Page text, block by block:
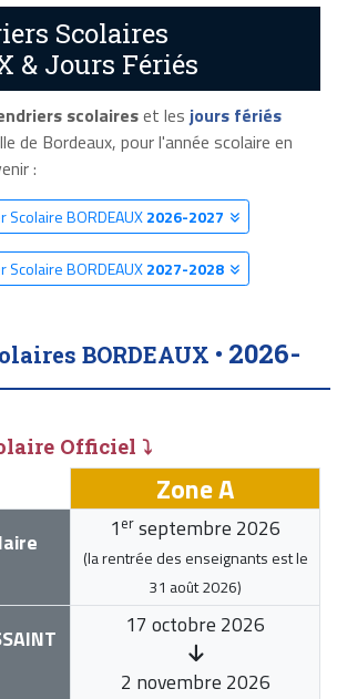
Scolaires
& Jours Fériés
scolaireset les jours fériés
de Bordeaux, pour l'année scolaire en
:
Scolaire BORDEAUX2026-2027
Scolaire BORDEAUX2027-2028
BORDEAUX • 2026-
Officiel ⤵
Zone A
1 er septembre 2026
(la rentrée des enseignants est le
31 août 2026)
17 octobre 2026
2 novembre 2026